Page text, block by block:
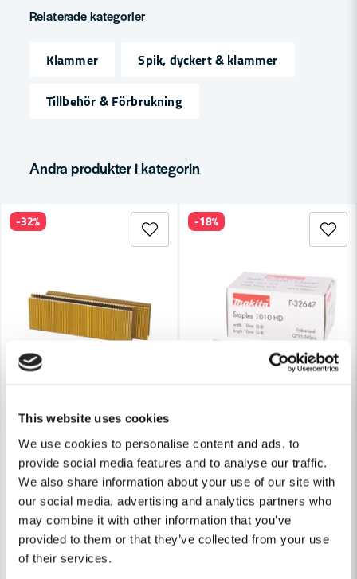
This website uses cookies
We use cookies to personalise content and ads, to
provide social media features and to analyse our traffic.
We also share information about your use of our site with
our social media, advertising and analytics partners who
may combine it with other information that you’ve
provided to them or that they’ve collected from your use
of their services.
Fråga oss något om denna produkten...
Namn
Ja, ni får publicera min fråga
Relaterade kategorier
Klammer
Spik, dyckert & klammer
Tillbehör & Förbrukning
Andra produkter i kategorin
MAKITA POWERTOOLS
Makita Klammer 38x25mm AT2550A 10000st/fp
3 191 kr
2 162 kr
Leveranstid ifrån leverantör ca
3-7 arbetsdagar
Köp
-32%
MAKITA POWERTOOLS
Makita F-32647 Klammer
277 kr
226 kr
Leveranstid ifrån leverantör ca
3-7 arbetsdagar
-18%